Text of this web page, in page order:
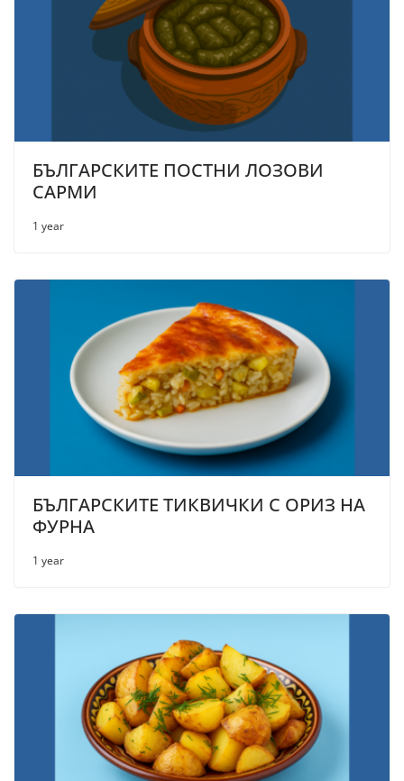
БЪЛГАРСКИТЕ ПОСТНИ ЛОЗОВИ
САРМИ
1 year
БЪЛГАРСКИТЕ ТИКВИЧКИ С ОРИЗ НА
ФУРНА
1 year